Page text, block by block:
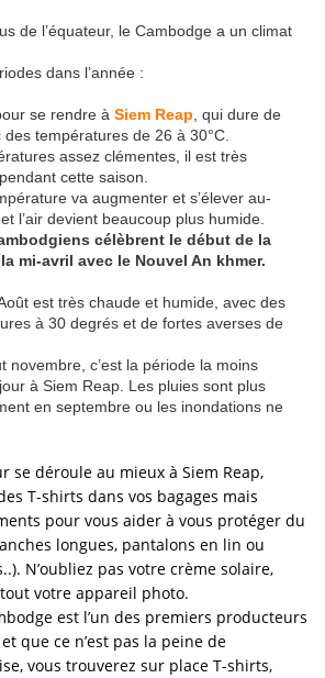
de l’équateur, le Cambodge a un climat
dans l’année :
se rendre à Siem Reap , qui dure de
températures de 26 à 30°C.
assez clémentes, il est très
cette saison.
va augmenter et s’élever au-
l’air devient beaucoup plus humide.
célèbrent le début de la
mi-avril avec le Nouvel An khmer.
est très chaude et humide, avec des
à 30 degrés et de fortes averses de
novembre, c’est la période la moins
à Siem Reap. Les pluies sont plus
en septembre ou les inondations ne
se déroule au mieux à Siem Reap,
T-shirts dans vos bagages mais
pour vous aider à vous protéger du
longues, pantalons en lin ou
N’oubliez pas votre crème solaire,
votre appareil photo.
est l’un des premiers producteurs
que ce n’est pas la peine de
vous trouverez sur place T-shirts,